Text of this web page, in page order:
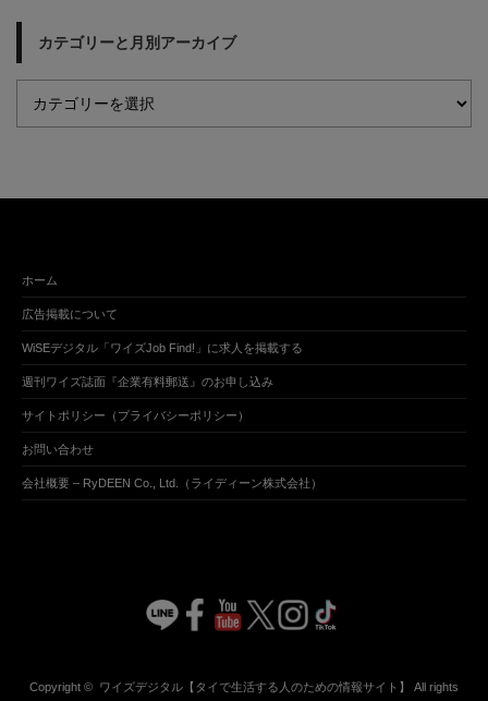
カテゴリーと月別アーカイブ
ホーム
広告掲載について
WiSEデジタル「ワイズJob Find!」に求人を掲載する
週刊ワイズ誌面『企業有料郵送』のお申し込み
サイトポリシー（プライバシーポリシー）
お問い合わせ
会社概要 – RyDEEN Co., Ltd.（ライディーン株式会社）
Copyright © ワイズデジタル【タイで生活する人のための情報サイト】 All rights